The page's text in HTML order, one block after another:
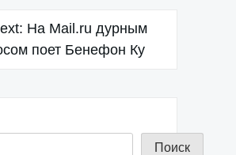
На Mail.ru дурным
поет Бенефон Ку
Поиск